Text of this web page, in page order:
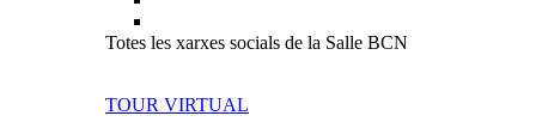
Totes les xarxes socials de la Salle BCN
TOUR VIRTUAL